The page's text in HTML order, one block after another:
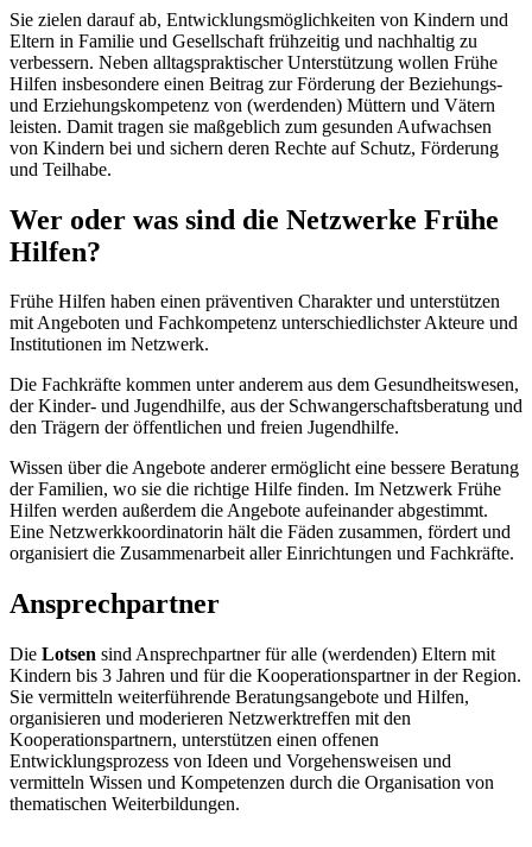
Sie zielen darauf ab, Entwicklungsmöglichkeiten von Kindern und
Eltern in Familie und Gesellschaft frühzeitig und nachhaltig zu
verbessern. Neben alltagspraktischer Unterstützung wollen Frühe
Hilfen insbesondere einen Beitrag zur Förderung der Beziehungs-
und Erziehungskompetenz von (werdenden) Müttern und Vätern
leisten. Damit tragen sie maßgeblich zum gesunden Aufwachsen
von Kindern bei und sichern deren Rechte auf Schutz, Förderung
und Teilhabe.
Wer oder was sind die Netzwerke Frühe
Hilfen?
Frühe Hilfen haben einen präventiven Charakter und unterstützen
mit Angeboten und Fachkompetenz unterschiedlichster Akteure und
Institutionen im Netzwerk.
Die Fachkräfte kommen unter anderem aus dem Gesundheitswesen,
der Kinder- und Jugendhilfe, aus der Schwangerschaftsberatung und
den Trägern der öffentlichen und freien Jugendhilfe.
Wissen über die Angebote anderer ermöglicht eine bessere Beratung
der Familien, wo sie die richtige Hilfe finden. Im Netzwerk Frühe
Hilfen werden außerdem die Angebote aufeinander abgestimmt.
Eine Netzwerkkoordinatorin hält die Fäden zusammen, fördert und
organisiert die Zusammenarbeit aller Einrichtungen und Fachkräfte.
Ansprechpartner
Die Lotsen sind Ansprechpartner für alle (werdenden) Eltern mit
Kindern bis 3 Jahren und für die Kooperationspartner in der Region.
Sie vermitteln weiterführende Beratungsangebote und Hilfen,
organisieren und moderieren Netzwerktreffen mit den
Kooperationspartnern, unterstützen einen offenen
Entwicklungsprozess von Ideen und Vorgehensweisen und
vermitteln Wissen und Kompetenzen durch die Organisation von
thematischen Weiterbildungen.